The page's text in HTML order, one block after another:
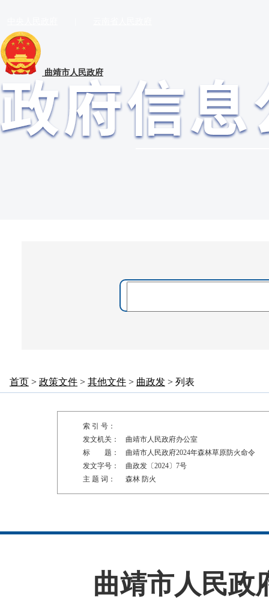
曲靖市人民政府
首页 > 政策文件 > 其他文件 > 曲政发 > 列表
索 引 号：
发文机关：
曲靖市人民政府办公室
标 题：
曲靖市人民政府2024年森林草原防火命令
发文字号：
曲政发〔2024〕7号
主 题 词：
森林 防火
曲靖市人民政